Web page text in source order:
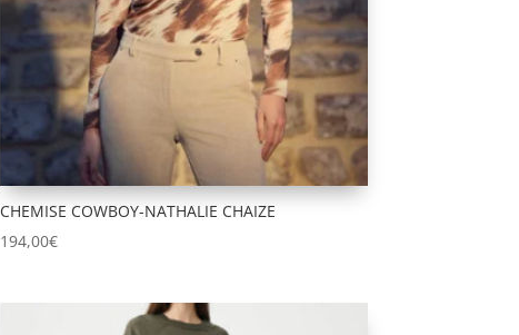
CHEMISE COWBOY-NATHALIE CHAIZE
194,00€